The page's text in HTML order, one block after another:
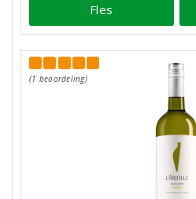
Fles
(1 beoordeling)